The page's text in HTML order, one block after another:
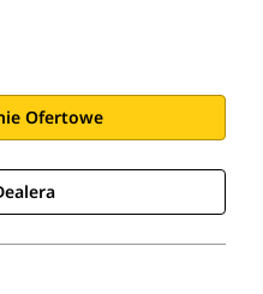
Ofertowe